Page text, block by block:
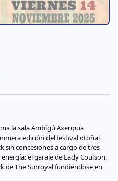
la sala Ambigú Axerquía
edición del festival otoñal
sin concesiones a cargo de tres
el garaje de Lady Coulson,
de The Surroyal fundiéndose en